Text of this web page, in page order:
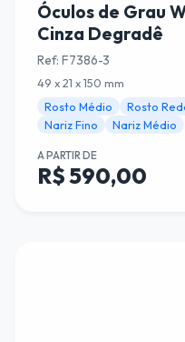
Óculos de Grau
Cinza Degradê
Ref: F7386-3
49 x 21 x 150 mm
Rosto Médio
Rosto
Nariz Fino
Nariz Médio
A PARTIR DE
R$ 590,00